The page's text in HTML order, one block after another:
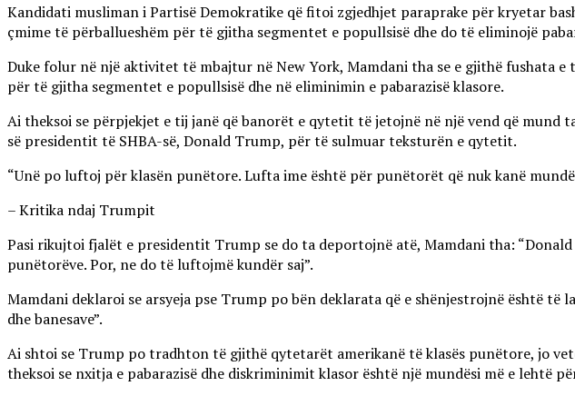
Kandidati musliman i Partisë Demokratike që fitoi zgjedhjet paraprake për kryetar
çmime të përballueshëm për të gjitha segmentet e popullsisë dhe do të eliminojë
Duke folur në një aktivitet të mbajtur në New York, Mamdani tha se e gjithë fushata
për të gjitha segmentet e popullsisë dhe në eliminimin e pabarazisë klasore.
Ai theksoi se përpjekjet e tij janë që banorët e qytetit të jetojnë në një vend që
së presidentit të SHBA-së, Donald Trump, për të sulmuar teksturën e qytetit.
“Unë po luftoj për klasën punëtore. Lufta ime është për punëtorët që nuk kanë
– Kritika ndaj Trumpit
Pasi rikujtoi fjalët e presidentit Trump se do ta deportojnë atë, Mamdani tha:
punëtorëve. Por, ne do të luftojmë kundër saj”.
Mamdani deklaroi se arsyeja pse Trump po bën deklarata që e shënjestrojnë është
dhe banesave”.
Ai shtoi se Trump po tradhton të gjithë qytetarët amerikanë të klasës punëtore, jo
theksoi se nxitja e pabarazisë dhe diskriminimit klasor është një mundësi më e lehtë